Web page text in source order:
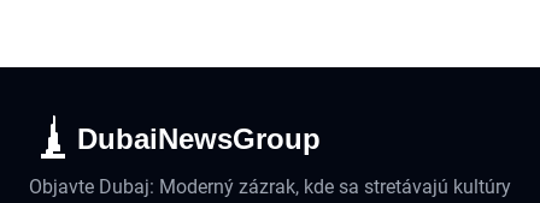
DubaiNewsGroup
Objavte Dubaj: Moderný zázrak, kde sa stretávajú kultúry